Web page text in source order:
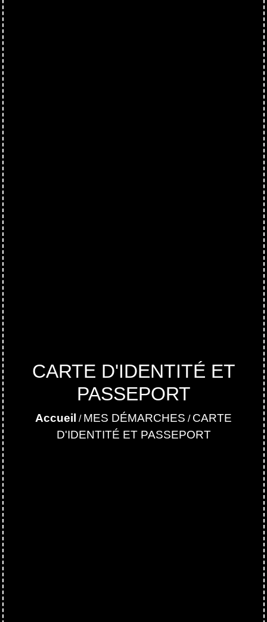
CARTE D'IDENTITÉ ET
PASSEPORT
Accueil / MES DÉMARCHES / CARTE
D'IDENTITÉ ET PASSEPORT